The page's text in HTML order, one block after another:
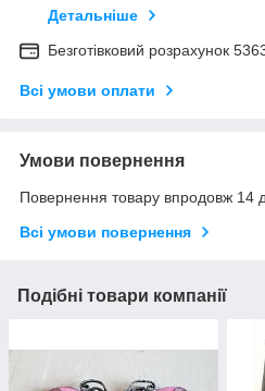
Детальніше
Безготівковий розрахунок
Всі умови оплати
Умови повернення
Повернення товару впродовж 14
Всі умови повернення
Подібні товари компанії